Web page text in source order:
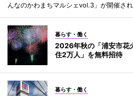
んなのかわまちマルシェvol.3」が開催され
暮らす・働く
2026年秋の「浦安市花
住2万人」を無料招待
暮らす・働く